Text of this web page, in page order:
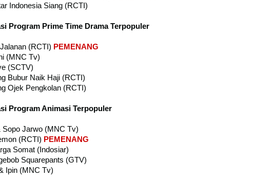
Indonesia Siang (RCTI)
Program Prime Time Drama Terpopuler
(RCTI) PEMENANG
(MNC Tv)
(SCTV)
Bubur Naik Haji (RCTI)
Ojek Pengkolan (RCTI)
Program Animasi Terpopuler
Sopo Jarwo (MNC Tv)
(RCTI) PEMENANG
Somat (Indosiar)
Squarepants (GTV)
Ipin (MNC Tv)